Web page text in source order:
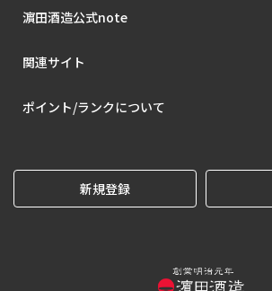
濵田酒造公式note
関連サイト
ポイント/ランクについて
新規登録